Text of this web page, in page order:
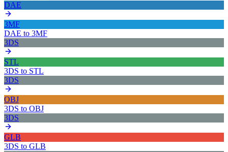
DAE
3MF
DAE to 3MF
3DS
STL
3DS to STL
3DS
OBJ
3DS to OBJ
3DS
GLB
3DS to GLB